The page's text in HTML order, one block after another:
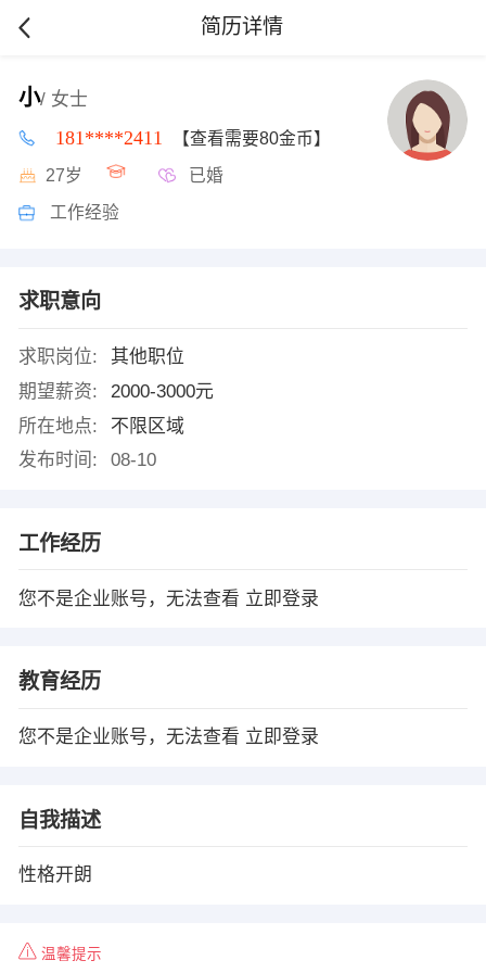
简历详情
小/ 女士
181****2411 【查看需要80金币】
27岁 已婚
工作经验
求职意向
求职岗位:
其他职位
期望薪资:
2000-3000元
所在地点:
不限区域
发布时间:
08-10
工作经历
您不是企业账号，无法查看 立即登录
教育经历
您不是企业账号，无法查看 立即登录
自我描述
性格开朗
温馨提示